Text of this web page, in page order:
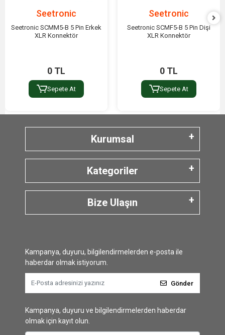
Seetronic
Seetronic SCMM5-B 5 Pin Erkek
XLR Konnektör
0 TL
Sepete At
Seetronic
Seetronic SCMF5-B 5 Pin Dişi
XLR Konnektör
0 TL
Sepete At
Kurumsal
Kategoriler
Bize Ulaşın
Kampanya, duyuru, bilgilendirmelerden e-posta ile
haberdar olmak istiyorum.
Gönder
Kampanya, duyuru ve bilgilendirmelerden haberdar
olmak için kayıt olun.